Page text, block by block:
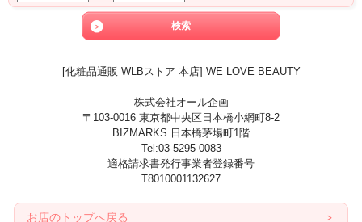
[化粧品通販 WLBストア 本店] WE LOVE BEAUTY
株式会社オール企画
〒103-0016 東京都中央区日本橋小網町8-2
BIZMARKS 日本橋茅場町1階
Tel:03-5295-0083
適格請求書発行事業者登録番号
T8010001132627
お店のトップへ戻る